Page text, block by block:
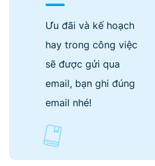
Ưu đãi và kế hoạch
hay trong công việc
sẽ được gửi qua
email, bạn ghi đúng
email nhé!